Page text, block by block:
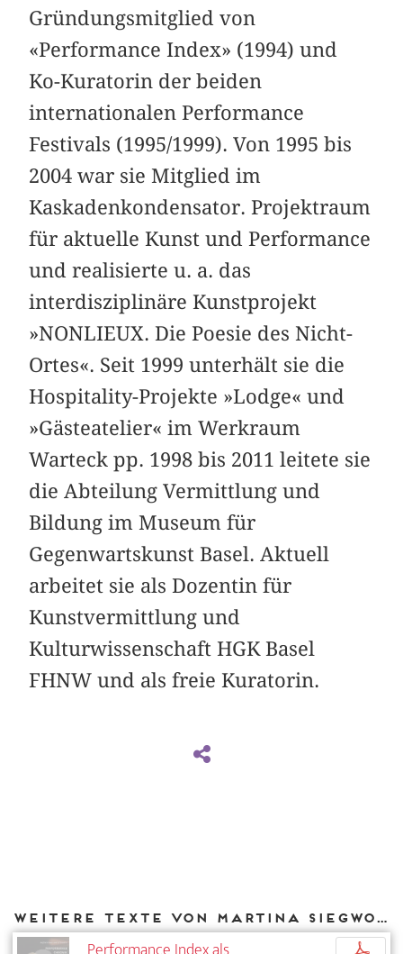
Gründungsmitglied von
«Performance Index» (1994) und
Ko-Kuratorin der beiden
internationalen Performance
Festivals (1995/1999). Von 1995 bis
2004 war sie Mitglied im
Kaskadenkondensator. Projektraum
für aktuelle Kunst und Performance
und realisierte u. a. das
interdisziplinäre Kunstprojekt
»NONLIEUX. Die Poesie des Nicht-
Ortes«. Seit 1999 unterhält sie die
Hospitality-Projekte »Lodge« und
»Gästeatelier« im Werkraum
Warteck pp. 1998 bis 2011 leitete sie
die Abteilung Vermittlung und
Bildung im Museum für
Gegenwartskunst Basel. Aktuell
arbeitet sie als Dozentin für
Kunstvermittlung und
Kulturwissenschaft HGK Basel
FHNW und als freie Kuratorin.
Weitere Texte von Martina Siegwolf bei DIAPHANES
p